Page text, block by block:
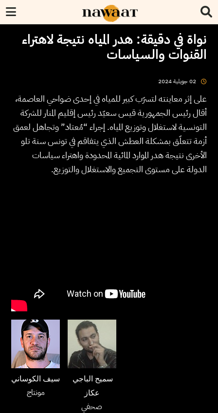
نواة في دقيقة: هدر المياه نتيجة لاهتراء
القنوات والسياسات
02جويلية2024
على إثر معاينته لتسرّب كبير للمياه في إحدى ضواحي العاصمة،
أقال رئيس الجمهورية قيس سعيّد رئيس إقليم المنار للشركة
التونسية لاستغلال وتوزيع المياه. إجراء “مُعتاد” وتجاهل لعمق
أزمة تتعلّق بمشكلة العطش الذي يتفاقم في تونس سنة تلو
الأخرى نتيجة هدر الموارد المائية المحدودة واهتراء سياسات
الدولة على مستوى التجميع والاستغلال والتوزيع.
سيف الكوساني
مونتاج
عكاز
صحفي